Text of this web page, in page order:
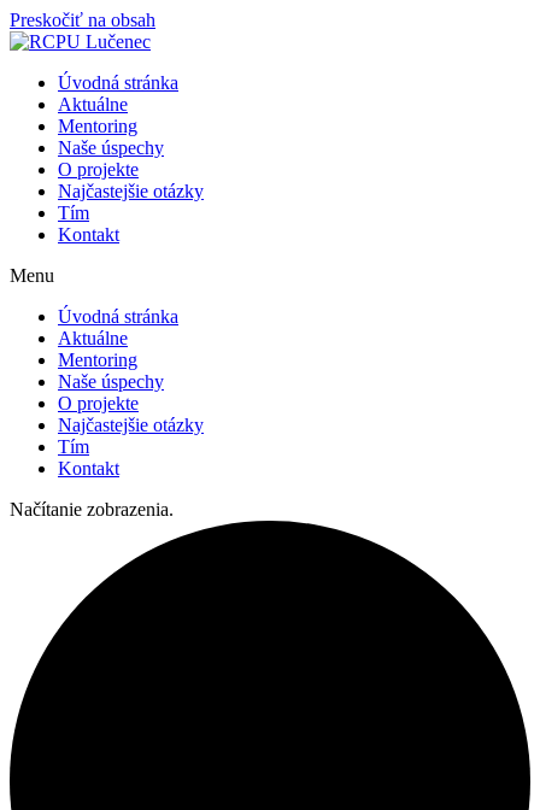
Preskočiť na obsah
Úvodná stránka
Aktuálne
Mentoring
Naše úspechy
O projekte
Najčastejšie otázky
Tím
Kontakt
Menu
Úvodná stránka
Aktuálne
Mentoring
Naše úspechy
O projekte
Najčastejšie otázky
Tím
Kontakt
Načítanie zobrazenia.